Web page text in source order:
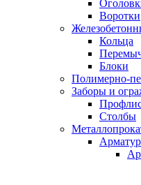
Воротки
Кольца
Блоки
Полимерно-
Заборы и
Столбы